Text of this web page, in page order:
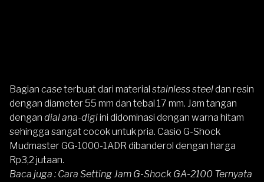
Bagian caseterbuat dari material stainless steeldan resin
dengan diameter 55 mm dan tebal 17 mm. Jam tangan
dengan dialana-digiini didominasi dengan warna hitam
sehingga sangat cocok untuk pria. Casio G-Shock
Mudmaster GG-1000-1ADR dibanderol dengan harga
Rp3,2 jutaan.
Baca juga : Cara Setting Jam G-Shock GA-2100 Ternyata